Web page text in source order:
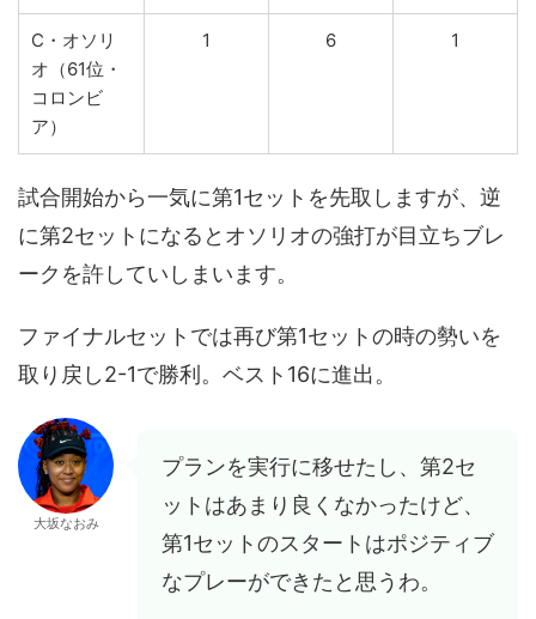
C・オソリ
オ（61位・
コロンビ
ア）
1 6 1
試合開始から一気に第1セットを先取しますが、逆
に第2セットになるとオソリオの強打が目立ちブレ
ークを許していしまいます。
ファイナルセットでは再び第1セットの時の勢いを
取り戻し2-1で勝利。ベスト16に進出。
大坂なおみ
プランを実行に移せたし、第2セ
ットはあまり良くなかったけど、
第1セットのスタートはポジティブ
なプレーができたと思うわ。